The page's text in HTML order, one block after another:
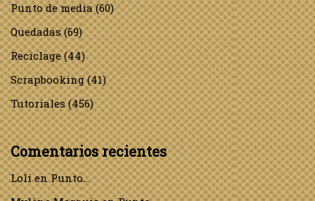
Punto de media(60)
Quedadas(69)
Reciclage(44)
Scrapbooking(41)
Tutoriales(456)
Comentarios recientes
LolienPunto…